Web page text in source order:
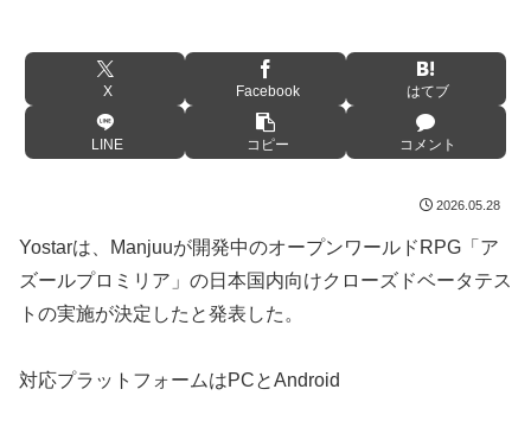
X Facebook はてブ
LINE コピー コメント
2026.05.28
Yostarは、Manjuuが開発中のオープンワールドRPG「ア
ズールプロミリア」の日本国内向けクローズドベータテス
トの実施が決定したと発表した。
対応プラットフォームはPCとAndroid